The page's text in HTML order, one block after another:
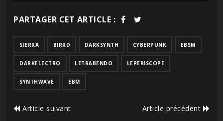
PARTAGER CET ARTICLE :
SIERRA BIRRD DARKSYNTH CYBERPUNK EBSM
DARKELECTRO LETRABENDO LEPERISCOPE
SYNTHWAVE EBM
Article suivant Article précédent